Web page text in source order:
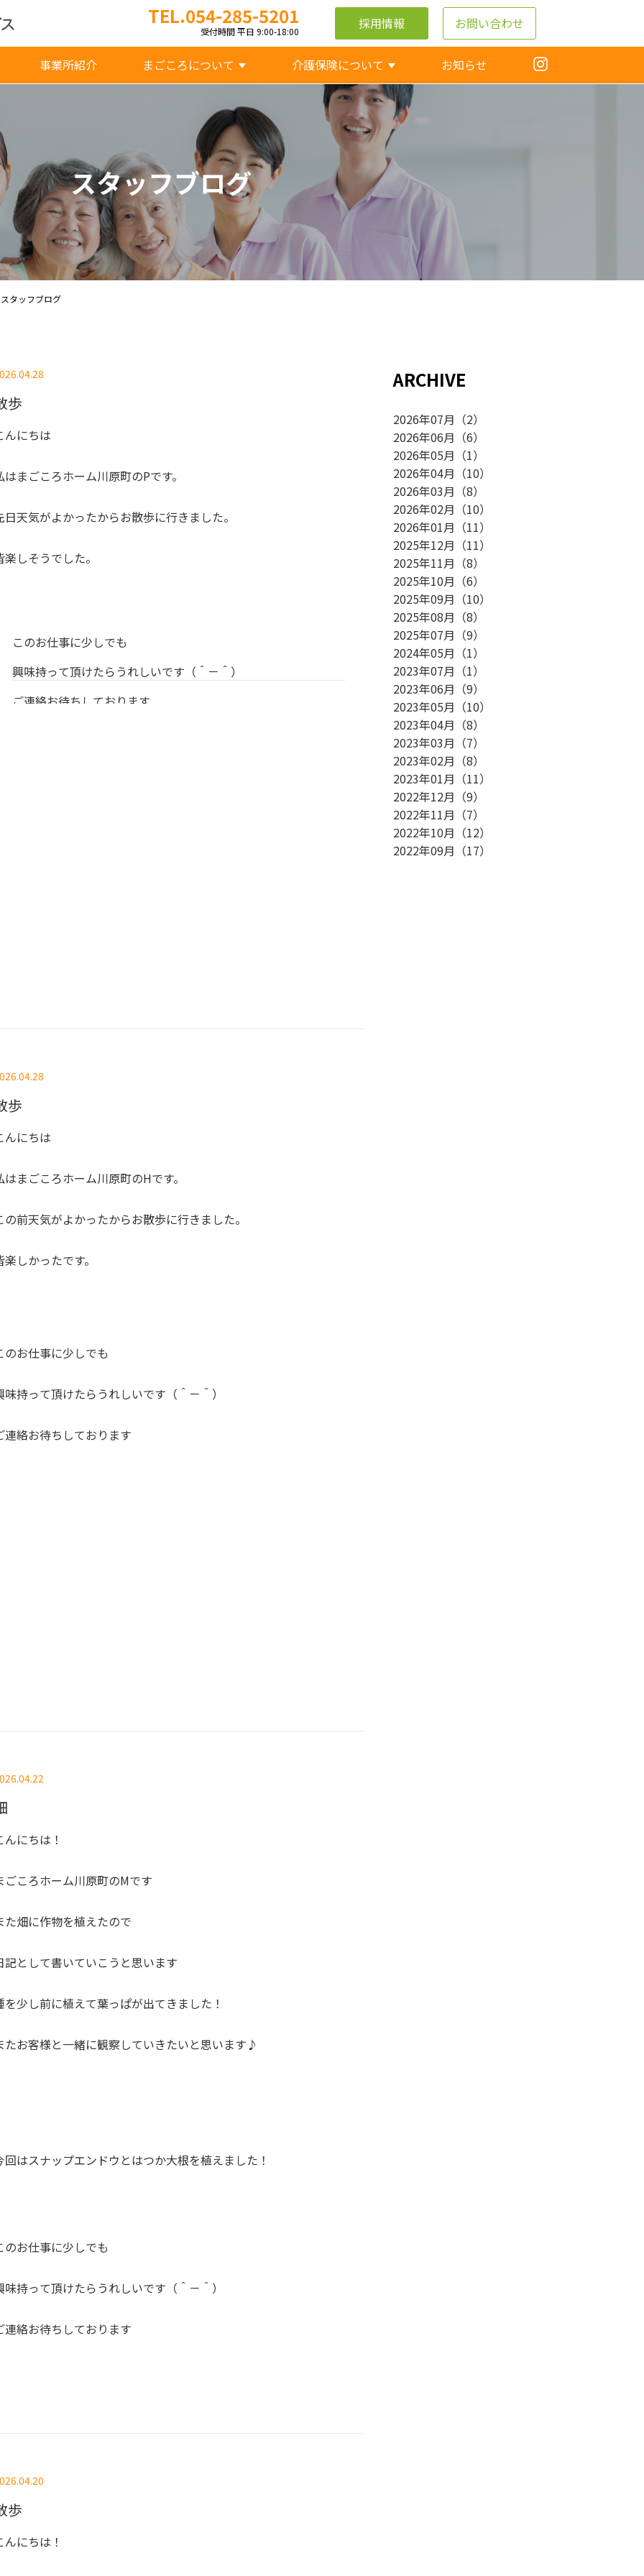
TEL.054-285-5201
受付時間 平日 9:00-18:00 採用情報 お問い合わせ
事業所紹介 まごころについて 介護保険について お知らせ
スタッフブログ
タッフブログ
歩
んにちは
はまごころホーム川原町のPです。
日天気がよかったからお散歩に行きました。
楽しそうでした。
このお仕事に少しでも
興味持って頂けたらうれしいです（＾－＾）
ご連絡お待ちしております
歩
んにちは
はまごころホーム川原町のHです。
の前天気がよかったからお散歩に行きました。
楽しかったです。
のお仕事に少しでも
味持って頂けたらうれしいです（＾－＾）
連絡お待ちしております
んにちは！
ごころホーム川原町のMです
た畑に作物を植えたので
記として書いていこうと思います
を少し前に植えて葉っぱが出てきました！
たお客様と一緒に観察していきたいと思います♪
回はスナップエンドウとはつか大根を植えました！
のお仕事に少しでも
味持って頂けたらうれしいです（＾－＾）
連絡お待ちしております
歩
んにちは！
ARCHIVE
2026年07月 （2）
2026年06月 （6）
2026年05月 （1）
2026年04月 （10）
2026年03月 （8）
2026年02月 （10）
2026年01月 （11）
2025年12月 （11）
2025年11月 （8）
2025年10月 （6）
2025年09月 （10）
2025年08月 （8）
2025年07月 （9）
2024年05月 （1）
2023年07月 （1）
2023年06月 （9）
2023年05月 （10）
2023年04月 （8）
2023年03月 （7）
2023年02月 （8）
2023年01月 （11）
2022年12月 （9）
2022年11月 （7）
2022年10月 （12）
2022年09月 （17）